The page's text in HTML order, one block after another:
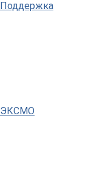
Поддержка
ЭКСМО